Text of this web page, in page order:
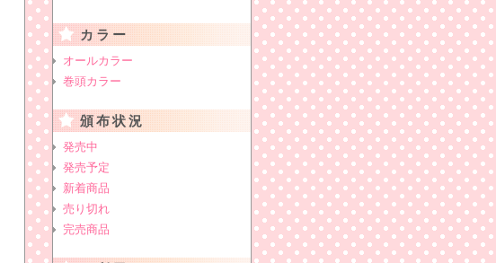
カラー
オールカラー
巻頭カラー
頒布状況
発売中
発売予定
新着商品
売り切れ
完売商品